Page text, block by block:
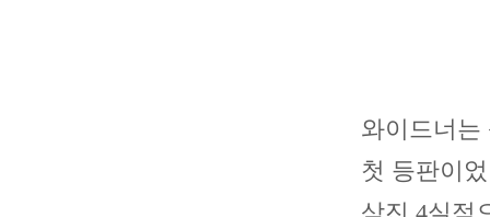
와이드너는
첫 등판이